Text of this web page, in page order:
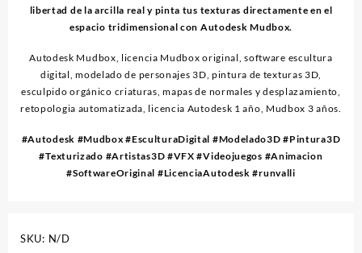
libertad de la arcilla real y pinta tus texturas directamente en el
espacio tridimensional con Autodesk Mudbox.
Autodesk Mudbox, licencia Mudbox original, software escultura
digital, modelado de personajes 3D, pintura de texturas 3D,
esculpido orgánico criaturas, mapas de normales y desplazamiento,
retopologia automatizada, licencia Autodesk 1 año, Mudbox 3 años.
#Autodesk #Mudbox #EsculturaDigital #Modelado3D #Pintura3D
#Texturizado #Artistas3D #VFX #Videojuegos #Animacion
#SoftwareOriginal #LicenciaAutodesk #runvalli
SKU: N/D